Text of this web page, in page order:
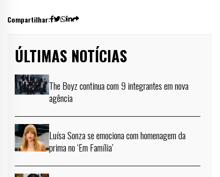
Compartilhar:
ÚLTIMAS NOTÍCIAS
The Boyz continua com 9 integrantes em nova
agência
Luísa Sonza se emociona com homenagem da
prima no ‘Em Família’